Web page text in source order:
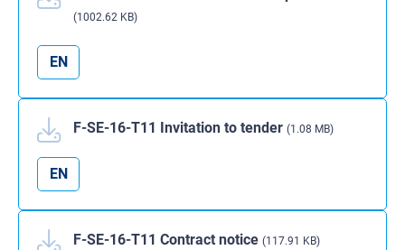
(1002.62 KB)
EN
F-SE-16-T11 Invitation to tender (1.08 MB)
EN
F-SE-16-T11 Contract notice (117.91 KB)